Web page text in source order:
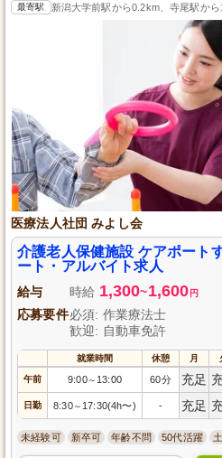
最寄駅 新潟大学前駅から0.2km、寺尾駅か
医療法人社団 みよし会
介護老人保健施設 ケアポート
ート・アルバイト求人
給与 時給 1,300~1,600 円
応募要件必須: 作業療法士
歓迎: 自動車免許
就業時間 休憩 月
午前 9:00～ 13:00 60分 充足
日勤 8:30～ 17:30(4h〜) - 充足
未経験可 新卒可 年齢不問 50代活躍